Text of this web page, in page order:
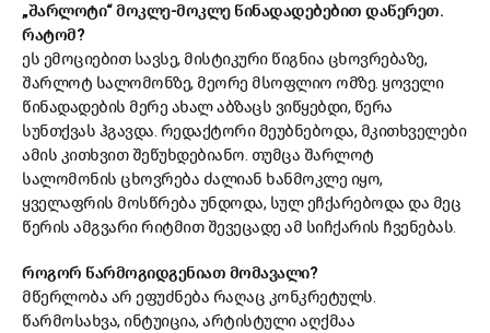
„შარლოტი“ მოკლე-მოკლე წინადადებებით დაწერეთ.
რატომ?
ეს ემოციებით სავსე, მისტიკური წიგნია ცხოვრებაზე,
შარლოტ სალომონზე, მეორე მსოფლიო ომზე. ყოველი
წინადადების მერე ახალ აბზაცს ვიწყებდი, წერა
სუნთქვას ჰგავდა. რედაქტორი მეუბნებოდა, მკითხველები
ამის კითხვით შეწუხდებიანო. თუმცა შარლოტ
სალომონის ცხოვრება ძალიან ხანმოკლე იყო,
ყველაფრის მოსწრება უნდოდა, სულ ეჩქარებოდა და მეც
წერის ამგვარი რიტმით შევეცადე ამ სიჩქარის ჩვენებას.
როგორ წარმოგიდგენიათ მომავალი?
მწერლობა არ ეფუძნება რაღაც კონკრეტულს.
წარმოსახვა, ინტუიცია, არტისტული აღქმაა